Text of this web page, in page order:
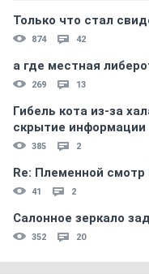
Только что стал
874 42
а где местная
269 13
Гибель кота из-за
скрытиe информации
385 2
Re: Племеннoй
41 2
Салонное зеркало
352 20